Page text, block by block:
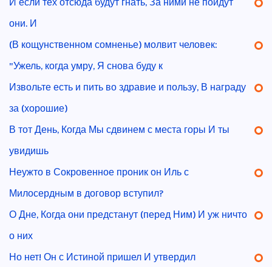
они. И
(В кощунственном сомненье) молвит человек:
"Ужель, когда умру, Я снова буду к
Извольте есть и пить во здравие и пользу, В награду
за (хорошие)
В тот День, Когда Мы сдвинем с места горы И ты
увидишь
Неужто в Сокровенное проник он Иль с
Милосердным в договор вступил?
О Дне, Когда они предстанут (перед Ним) И уж ничто
о них
Но нет! Он с Истиной пришел И утвердил